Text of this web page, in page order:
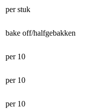
per stuk
bake off/halfgebakken
per 10
per 10
per 10